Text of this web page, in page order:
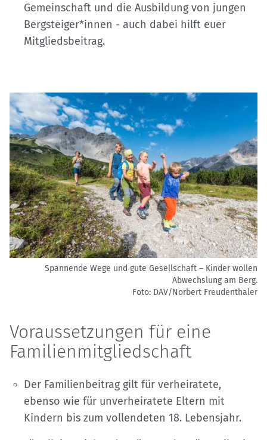
Gemeinschaft und die Ausbildung von jungen
Bergsteiger*innen - auch dabei hilft euer
Mitgliedsbeitrag.
Spannende Wege und gute Gesellschaft – Kinder wollen
Abwechslung am Berg.
Foto: DAV/Norbert Freudenthaler
Voraussetzungen für eine
Familienmitgliedschaft
Der Familienbeitrag gilt für verheiratete,
ebenso wie für unverheiratete Eltern mit
Kindern bis zum vollendeten 18. Lebensjahr.